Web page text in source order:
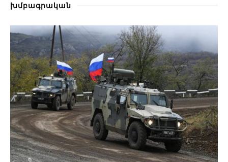
խմբագրական